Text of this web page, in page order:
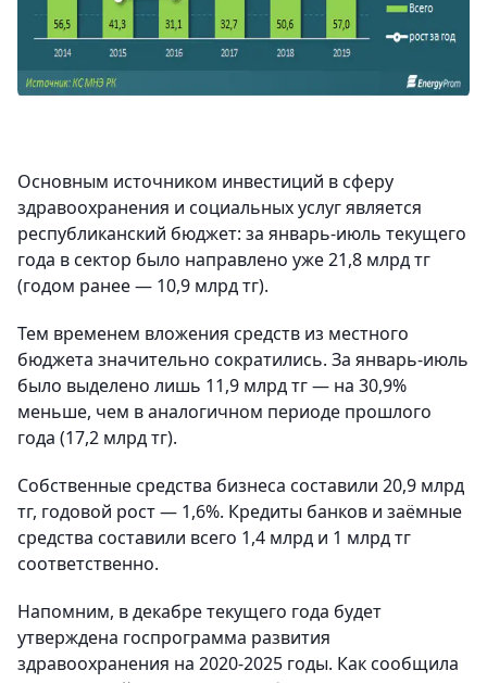
Основным источником инвестиций в сферу
здравоохранения и социальных услуг является
республиканский бюджет: за январь-июль текущего
года в сектор было направлено уже 21,8 млрд тг
(годом ранее — 10,9 млрд тг).
Тем временем вложения средств из местного
бюджета значительно сократились. За январь-июль
было выделено лишь 11,9 млрд тг — на 30,9%
меньше, чем в аналогичном периоде прошлого
года (17,2 млрд тг).
Собственные средства бизнеса составили 20,9 млрд
тг, годовой рост — 1,6%. Кредиты банков и заёмные
средства составили всего 1,4 млрд и 1 млрд тг
соответственно.
Напомним, в декабре текущего года будет
утверждена госпрограмма развития
здравоохранения на 2020-2025 годы. Как сообщила